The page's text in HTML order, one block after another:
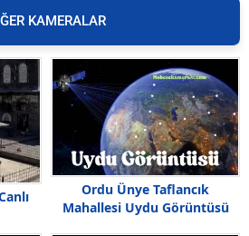
KAMERALAR
Ordu Ünye Taflancık
Mahallesi Uydu Görüntüsü